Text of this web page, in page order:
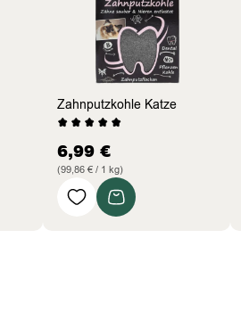
Zahnputzkohle Katze
6,99 €
(99,86 € / 1 kg)